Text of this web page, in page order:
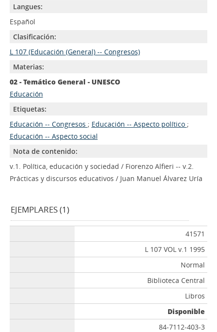
Langues:
Español
Clasificación:
L 107 (Educación (General) -- Congresos)
Materias:
02 - Temático General - UNESCO
Educación
Etiquetas:
Educación -- Congresos ; Educación -- Aspecto político ;
Educación -- Aspecto social
Nota de contenido:
v.1. Política, educación y sociedad / Fiorenzo Alfieri -- v.2.
Prácticas y discursos educativos / Juan Manuel Álvarez Uría
EJEMPLARES (1)
41571
L 107 VOL v.1 1995
Normal
Biblioteca Central
Libros
Disponible
84-7112-403-3